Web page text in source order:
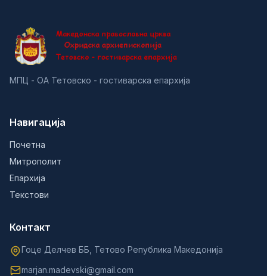
МПЦ - ОА Тетовско - гостиварска епархија
Навигација
Почетна
Митрополит
Епархија
Текстови
Контакт
Гоце Делчев ББ, Тетово Република Македонија
marjan.madevski@gmail.com